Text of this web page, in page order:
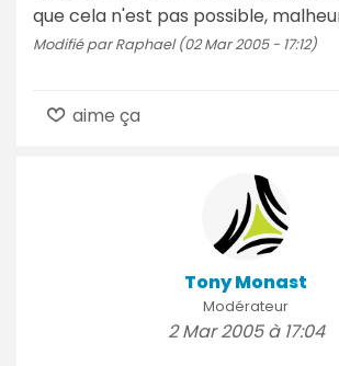
que cela n'est pas possible,
Modifié par Raphael (02 Mar 2005 - 17:12)
aime ça
Tony Monast
Modérateur
2 Mar 2005 à 17:04